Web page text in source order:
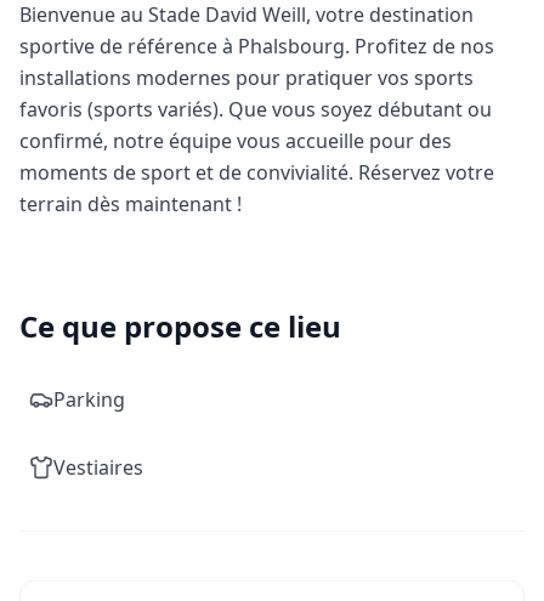
Bienvenue au Stade David Weill, votre destination
sportive de référence à Phalsbourg. Profitez de nos
installations modernes pour pratiquer vos sports
favoris (sports variés). Que vous soyez débutant ou
confirmé, notre équipe vous accueille pour des
moments de sport et de convivialité. Réservez votre
terrain dès maintenant !
Ce que propose ce lieu
Parking
Vestiaires